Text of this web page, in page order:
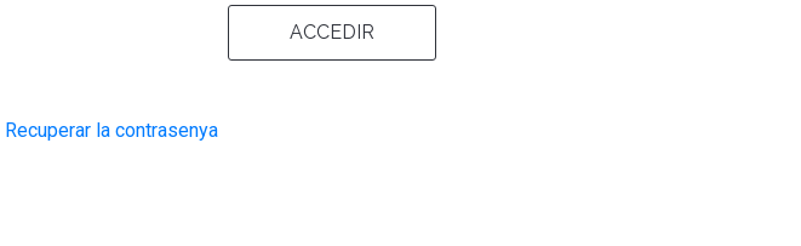
ACCEDIR
Recuperar la contrasenya